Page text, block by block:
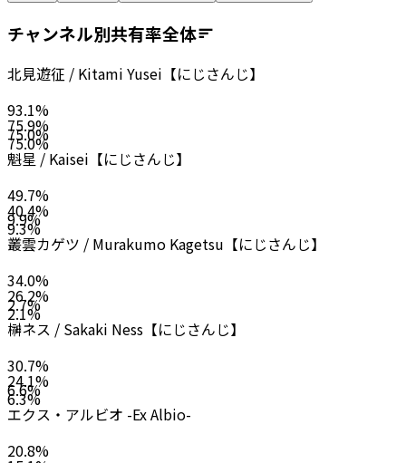
チャンネル別共有率全体
北見遊征 / Kitami Yusei【にじさんじ】
93.1%
75.9%
75.0%
75.0%
魁星 / Kaisei【にじさんじ】
49.7%
40.4%
9.9%
9.3%
叢雲カゲツ / Murakumo Kagetsu【にじさんじ】
34.0%
26.2%
2.7%
2.1%
榊ネス / Sakaki Ness【にじさんじ】
30.7%
24.1%
6.6%
6.3%
エクス・アルビオ -Ex Albio-
20.8%